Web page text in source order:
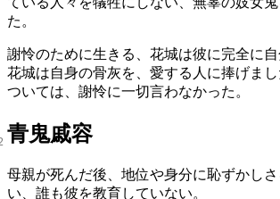
た。
謝怜のために生きる、花城は彼に完全に自
花城は自身の骨灰を、愛する人に捧げま
ついては、謝怜に一切言わなかった。
青鬼戚容
母親が死んだ後、地位や身分に恥ずかし
い、誰も彼を教育していない。